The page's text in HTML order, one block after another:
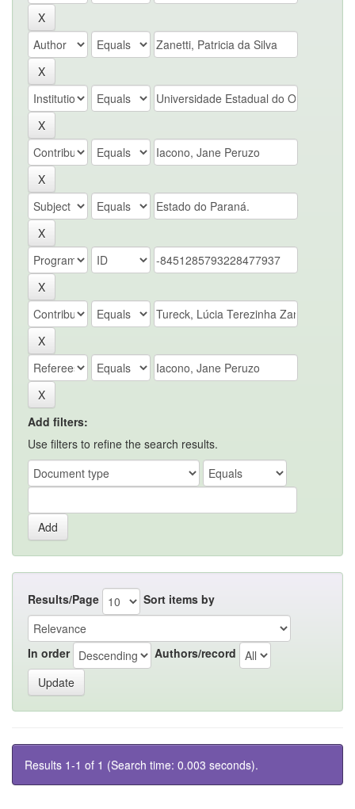
Add filters:
Use filters to refine the search results.
Results/Page Sort items by
In order Authors/record
Results 1-1 of 1 (Search time: 0.003 seconds).